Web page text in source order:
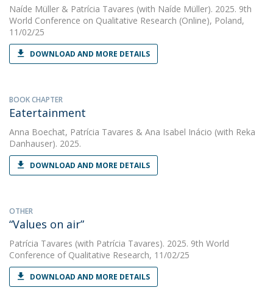
Naíde Müller & Patrícia Tavares (with Naíde Müller). 2025. 9th
World Conference on Qualitative Research (Online), Poland,
11/02/25
DOWNLOAD AND MORE DETAILS
BOOK CHAPTER
Eatertainment
Anna Boechat, Patrícia Tavares & Ana Isabel Inácio (with Reka
Danhauser). 2025.
DOWNLOAD AND MORE DETAILS
OTHER
“Values on air”
Patrícia Tavares (with Patrícia Tavares). 2025. 9th World
Conference of Qualitative Research, 11/02/25
DOWNLOAD AND MORE DETAILS